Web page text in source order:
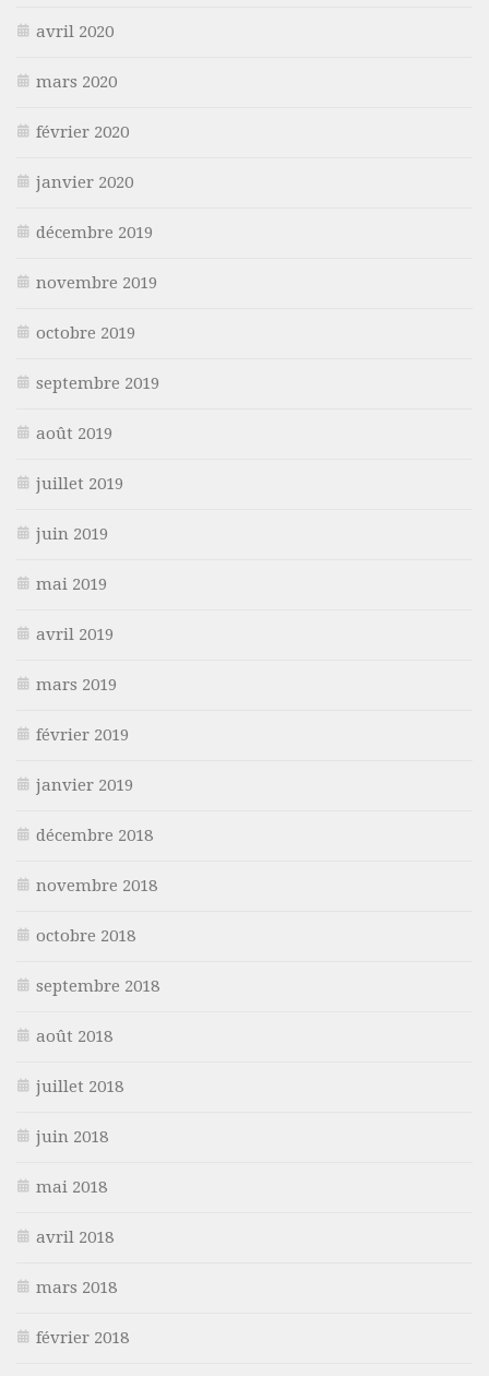
avril 2020
mars 2020
février 2020
janvier 2020
décembre 2019
novembre 2019
octobre 2019
septembre 2019
août 2019
juillet 2019
juin 2019
mai 2019
avril 2019
mars 2019
février 2019
janvier 2019
décembre 2018
novembre 2018
octobre 2018
septembre 2018
août 2018
juillet 2018
juin 2018
mai 2018
avril 2018
mars 2018
février 2018